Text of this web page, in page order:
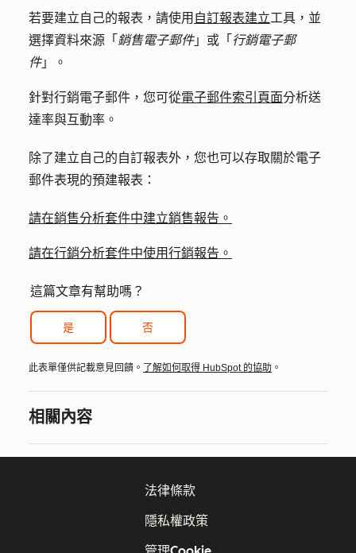
若要建立自己的報表，請使用 自訂報表建立工具，並
選擇資料來源「 銷售電子郵件」或「 行銷電子郵
件」。
針對行銷電子郵件，您可從電子郵件索引頁面分析送
達率與互動率。
除了建立自己的自訂報表外，您也可以存取關於電子
郵件表現的預建報表：
請在銷售分析套件中建立銷售報告。
請在行銷分析套件中使用行銷報告。
這篇文章有幫助嗎？
是 否
此表單僅供記載意見回饋。 了解如何取得 HubSpot 的協助 。
相關內容
法律條款
隱私權政策